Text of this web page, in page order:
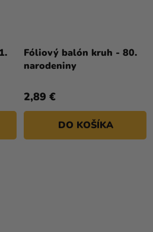
Fóliový balón kruh - 80.
narodeniny
2,89 €
DO KOŠÍKA